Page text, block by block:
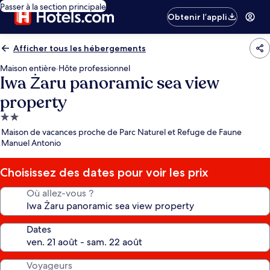
Passer à la section principale
Obtenir l’appli
Afficher tous les hébergements
Maison entière·Hôte professionnel
Iwa Żaru panoramic sea view
property
Hébergement
2.0 étoiles
Maison de vacances proche de Parc Naturel et Refuge de Faune
Manuel Antonio
Choisissez des dates pour voir les prix
Où allez-vous ?
Dates
Voyageurs